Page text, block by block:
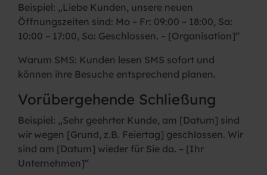
Beispiel: „Liebe Kunden, unsere neuen
Öffnungszeiten sind: Mo – Fr: 09:00 – 18:00, Sa:
10:00 – 17:00, So: Geschlossen. – [Organisation]“
Warum SMS: Kunden lesen SMS sofort und
können ihre Besuche entsprechend planen.
Vorübergehende Schließung
Beispiel: „Sehr geehrter Kunde, am [Datum] sind
wir wegen [Grund, z.B. Feiertag] geschlossen. Wir
sind am [Datum] wieder für Sie da. – [Ihr
Unternehmen]“